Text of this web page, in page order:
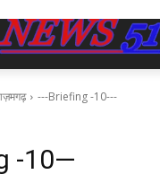
---Briefing -10---
-10—